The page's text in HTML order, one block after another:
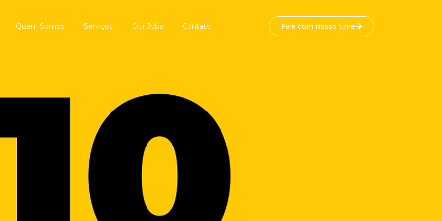
Quem Somos Serviços Our Jobs Contato Fale com nosso time